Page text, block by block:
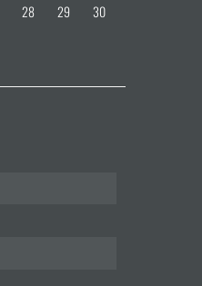
28 29
30